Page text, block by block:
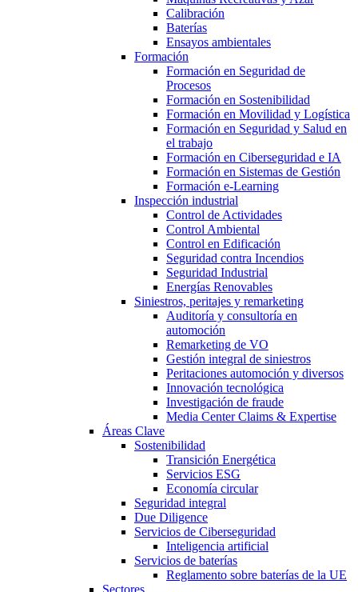
Calibración
Baterías
Ensayos ambientales
Formación
Formación en Seguridad de
Procesos
Formación en Sostenibilidad
Formación en Movilidad y Logística
Formación en Seguridad y Salud en
el trabajo
Formación en Ciberseguridad e IA
Formación en Sistemas de Gestión
Formación e-Learning
Inspección industrial
Control de Actividades
Control Ambiental
Control en Edificación
Seguridad contra Incendios
Seguridad Industrial
Energías Renovables
Siniestros, peritajes y remarketing
Auditoría y consultoría en
automoción
Remarketing de VO
Gestión integral de siniestros
Peritaciones automoción y diversos
Innovación tecnológica
Investigación de fraude
Media Center Claims & Expertise
Áreas Clave
Sostenibilidad
Transición Energética
Servicios ESG
Economía circular
Seguridad integral
Due Diligence
Servicios de Ciberseguridad
Inteligencia artificial
Servicios de baterías
Reglamento sobre baterías de la UE